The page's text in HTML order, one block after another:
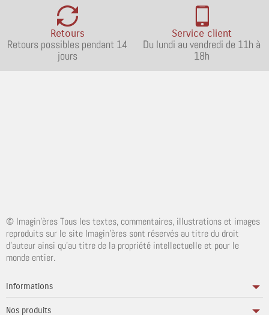
Retours
Retours possibles pendant 14
jours
Service client
Du lundi au vendredi de 11h à
18h
© Imagin'ères Tous les textes, commentaires, illustrations et images
reproduits sur le site Imagin'ères sont réservés au titre du droit
d'auteur ainsi qu'au titre de la propriété intellectuelle et pour le
monde entier.
Informations
Nos produits